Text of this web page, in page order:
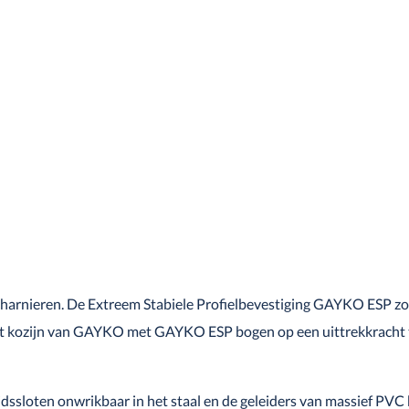
De Extreem Stabiele Profielbevestiging GAYKO ESP
van GAYKO met GAYKO ESP bogen op een
onwrikbaar in het staal en de geleiders van massief PVC